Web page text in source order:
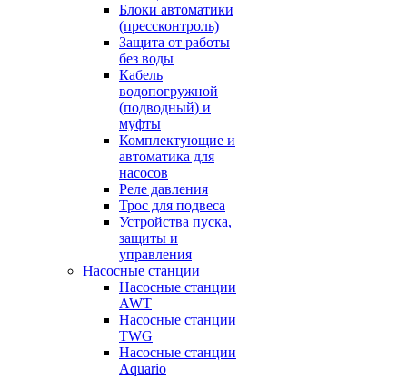
Блоки автоматики
(прессконтроль)
Защита от работы
без воды
Кабель
водопогружной
(подводный) и
муфты
Комплектующие и
автоматика для
насосов
Реле давления
Трос для подвеса
Устройства пуска,
защиты и
управления
Насосные станции
Насосные станции
AWT
Насосные станции
TWG
Насосные станции
Aquario